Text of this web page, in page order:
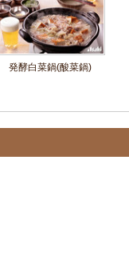
発酵白菜鍋(酸菜鍋)